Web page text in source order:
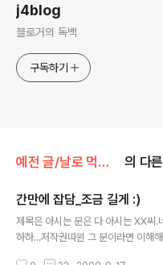
j4blog
블로거의 독백
구독하기
예전 글/날로 먹는 개인 잡담 의 다
간만에 잡담_조금 길게 :)
제목은 아시는 분은 다 아시는 XX씨.
하하...저작권따윈 그 분이라면 이해